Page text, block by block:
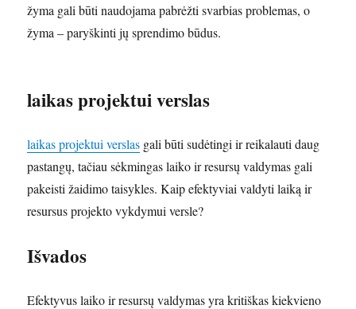
žyma gali būti naudojama pabrėžti svarbias problemas, o
žyma – paryškinti jų sprendimo būdus.
laikas projektui verslas
laikas projektui verslas gali būti sudėtingi ir reikalauti daug
pastangų, tačiau sėkmingas laiko ir resursų valdymas gali
pakeisti žaidimo taisykles. Kaip efektyviai valdyti laiką ir
resursus projekto vykdymui versle?
Išvados
Efektyvus laiko ir resursų valdymas yra kritiškas kiekvieno